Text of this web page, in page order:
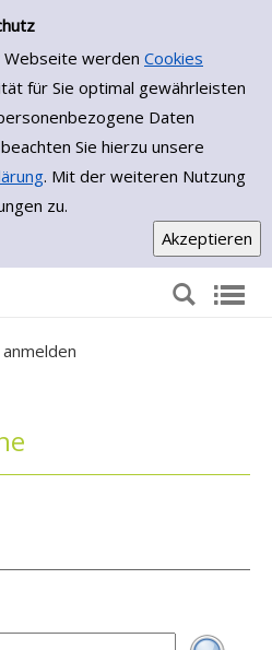
werden Cookies
für Sie optimal gewährleisten
Daten
Sie hierzu unsere
. Mit der weiteren Nutzung
zu.
anmelden